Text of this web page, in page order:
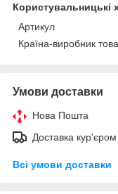
Користувальницькі
Артикул
Країна-виробник
Умови доставки
Нова Пошта
Доставка
Всі умови доставки